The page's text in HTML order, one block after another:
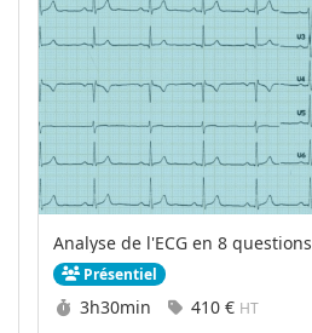
Analyse de l'ECG en 8 questions
Présentiel
Durée :
3h30min Prix :
410 € HT